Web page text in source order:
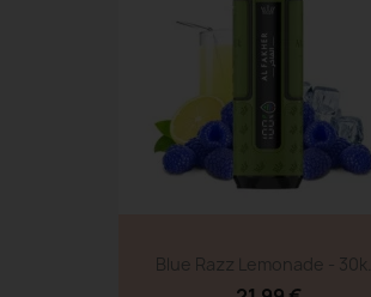
Blue Razz Lemonade - 30k...